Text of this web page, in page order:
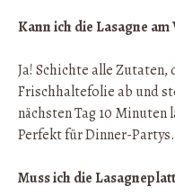
Kann ich die Lasagne
Ja! Schichte alle
Frischhaltefolie ab und
nächsten Tag 10 Minuten
Perfekt für Dinner-Partys.
Muss ich die